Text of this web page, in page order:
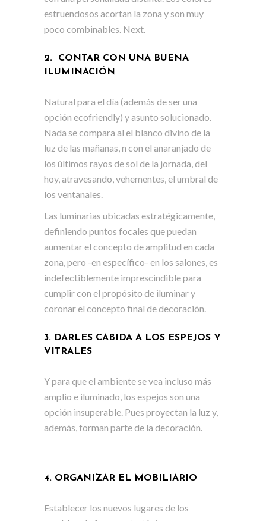
estruendosos acortan la zona y son muy
poco combinables. Next.
2. CONTAR CON UNA BUENA
ILUMINACIÓN
Natural para el día (además de ser una
opción ecofriendly) y asunto solucionado.
Nada se compara al el blanco divino de la
luz de las mañanas, n con el anaranjado de
los últimos rayos de sol de la jornada, del
hoy, atravesando, vehementes, el umbral de
los ventanales.
Las luminarias ubicadas estratégicamente,
definiendo puntos focales que puedan
aumentar el concepto de amplitud en cada
zona, pero -en específico- en los salones, es
indefectiblemente imprescindible para
cumplir con el propósito de iluminar y
coronar el concepto final de decoración.
3. DARLES CABIDA A LOS ESPEJOS Y
VITRALES
Y para que el ambiente se vea incluso más
amplio e iluminado, los espejos son una
opción insuperable. Pues proyectan la luz y,
además, forman parte de la decoración.
4. ORGANIZAR EL MOBILIARIO
Establecer los nuevos lugares de los